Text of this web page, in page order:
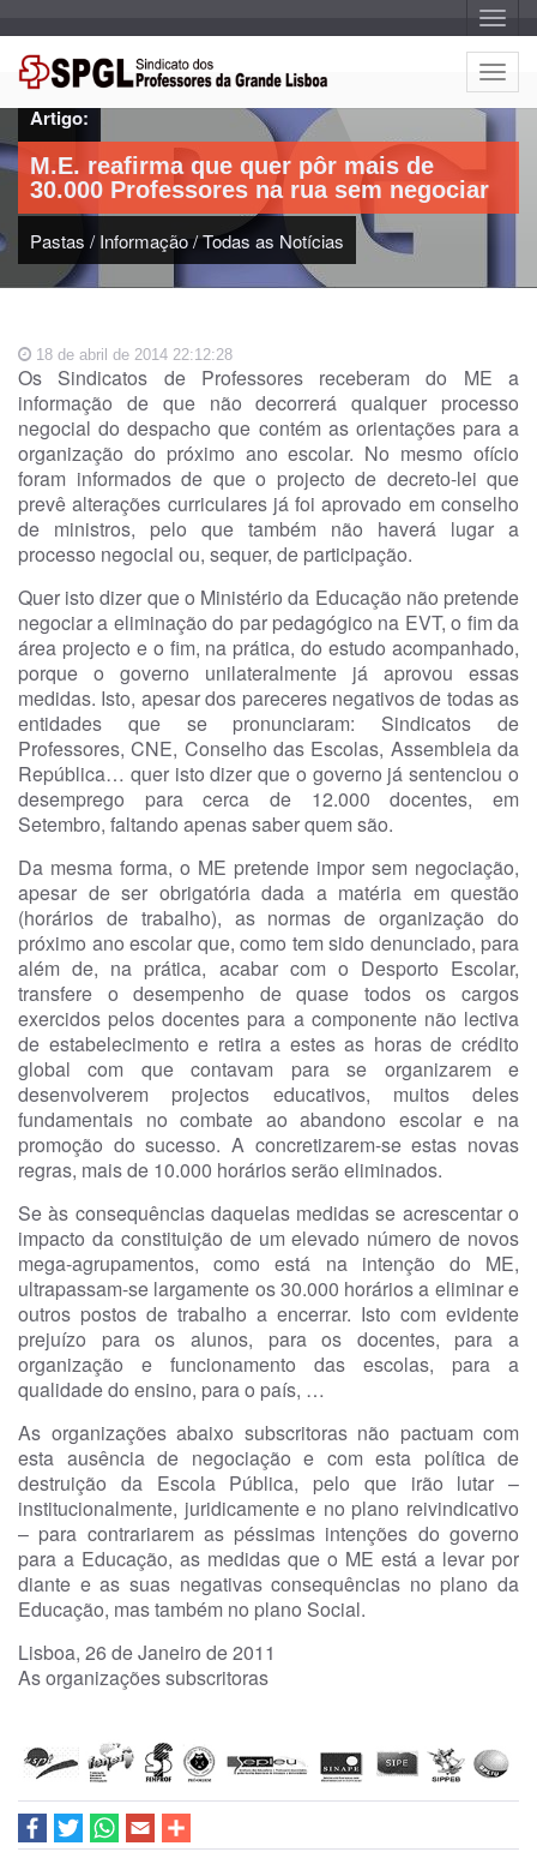
A
l
t
e
r
a
g
o
A
l
t
e
a
a
ç
ã
o
Artigo:
M.E. reafirma que quer pôr mais de
30.000 Professores na rua sem negociar
Pastas / Informação/Todas as Notícias
18 de abril de 2014 22:12:28
Os Sindicatos de Professores receberam do ME a
informação de que não decorrerá qualquer processo
negocial do despacho que contém as orientações para a
organização do próximo ano escolar. No mesmo ofício
foram informados de que o projecto de decreto-lei que
prevê alterações curriculares já foi aprovado em conselho
de ministros, pelo que também não haverá lugar a
processo negocial ou, sequer, de participação.
Quer isto dizer que o Ministério da Educação não pretende
negociar a eliminação do par pedagógico na EVT, o fim da
área projecto e o fim, na prática, do estudo acompanhado,
porque o governo unilateralmente já aprovou essas
medidas. Isto, apesar dos pareceres negativos de todas as
entidades que se pronunciaram: Sindicatos de
Professores, CNE, Conselho das Escolas, Assembleia da
República… quer isto dizer que o governo já sentenciou o
desemprego para cerca de 12.000 docentes, em
Setembro, faltando apenas saber quem são.
Da mesma forma, o ME pretende impor sem negociação,
apesar de ser obrigatória dada a matéria em questão
(horários de trabalho), as normas de organização do
próximo ano escolar que, como tem sido denunciado, para
além de, na prática, acabar com o Desporto Escolar,
transfere o desempenho de quase todos os cargos
exercidos pelos docentes para a componente não lectiva
de estabelecimento e retira a estes as horas de crédito
global com que contavam para se organizarem e
desenvolverem projectos educativos, muitos deles
fundamentais no combate ao abandono escolar e na
promoção do sucesso. A concretizarem-se estas novas
regras, mais de 10.000 horários serão eliminados.
Se às consequências daquelas medidas se acrescentar o
impacto da constituição de um elevado número de novos
mega-agrupamentos, como está na intenção do ME,
ultrapassam-se largamente os 30.000 horários a eliminar e
outros postos de trabalho a encerrar. Isto com evidente
prejuízo para os alunos, para os docentes, para a
organização e funcionamento das escolas, para a
qualidade do ensino, para o país, …
As organizações abaixo subscritoras não pactuam com
esta ausência de negociação e com esta política de
destruição da Escola Pública, pelo que irão lutar –
institucionalmente, juridicamente e no plano reivindicativo
– para contrariarem as péssimas intenções do governo
para a Educação, as medidas que o ME está a levar por
diante e as suas negativas consequências no plano da
Educação, mas também no plano Social.
Lisboa, 26 de Janeiro de 2011
As organizações subscritoras